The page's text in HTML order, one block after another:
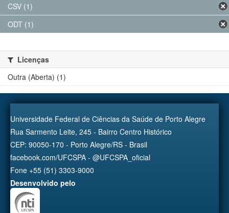
CSV (1)
ODT (1)
Licenças
Outra (Aberta) (1)
Universidade Federal de Ciências da Saúde de Porto Alegre
Rua Sarmento Leite, 245 - Bairro Centro Histórico
CEP: 90050-170 - Porto Alegre/RS - Brasil
facebook.com/UFCSPA - @UFCSPA_oficial
Fone +55 (51) 3303-9000
Desenvolvido pelo